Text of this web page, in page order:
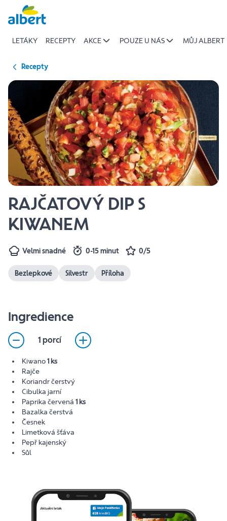
Přeskočit
LETÁKY RECEPTY AKCE POUZE U NÁS MŮJ ALBERT
Recepty
RAJČATOVÝ DIP S
KIWANEM
Velmi snadné 0-15 minut 0/5
Bezlepkové Silvestr Příloha
Ingredience
1 porcí
Kiwano1 ks
Rajče
Koriandr čerstvý
Cibulka jarní
Paprika červená 1 ks
Bazalka čerstvá
Česnek
Limetková šťáva
Pepř kajenský
Sůl